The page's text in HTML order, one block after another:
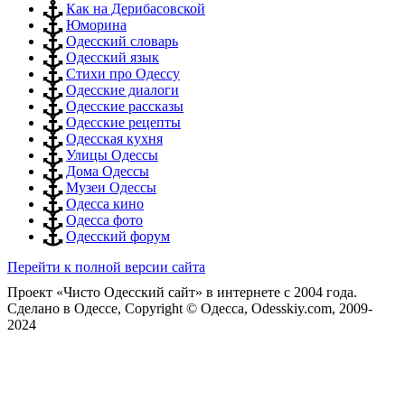
Как на Дерибасовской
Юморина
Одесский словарь
Одесский язык
Стихи про Одессу
Одесские диалоги
Одесские рассказы
Одесские рецепты
Одесская кухня
Улицы Одессы
Дома Одессы
Музеи Одессы
Одесса кино
Одесса фото
Одесский форум
Перейти к полной версии сайта
Проект «Чисто Одесский сайт» в интернете с 2004 года.
Сделано в Одессе, Copyright © Одесса, Odesskiy.com, 2009-
2024